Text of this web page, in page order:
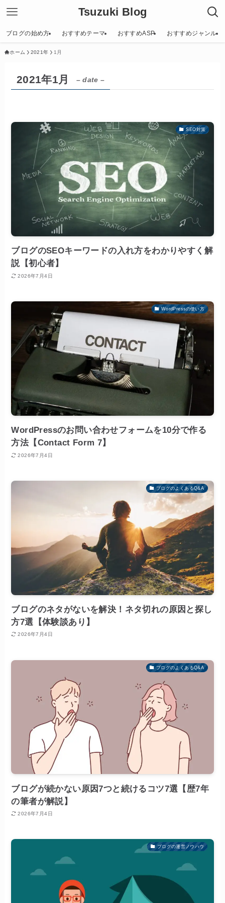
Tsuzuki Blog
ブログの始め方 おすすめテーマ おすすめASP おすすめジャンル
ホーム 2021年 1月
2021年1月 – date –
SEO対策
ブログのSEOキーワードの入れ方をわかりやすく解
説【初心者】
2026年7月4日
WordPressの使い方
WordPressのお問い合わせフォームを10分で作る
方法【Contact Form 7】
2026年7月4日
ブログのよくあるQ&A
ブログのネタがないを解決！ネタ切れの原因と探し
方7選【体験談あり】
2026年7月4日
ブログのよくあるQ&A
ブログが続かない原因7つと続けるコツ7選【歴7年
の筆者が解説】
2026年7月4日
ブログの運営ノウハウ